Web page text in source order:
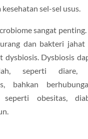
sel-sel usus.
sangat
dan bakteri jahat
dysbiosis. Dysbiosis
seperti diare,
bahkan
obesitas,